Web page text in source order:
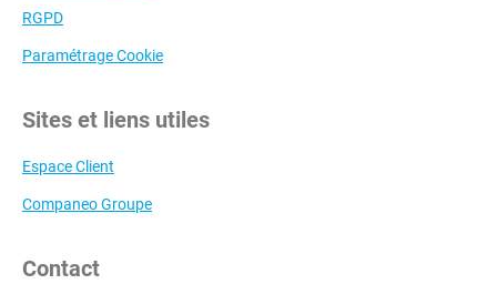
RGPD
Paramétrage Cookie
Sites et liens utiles
Espace Client
Companeo Groupe
Contact